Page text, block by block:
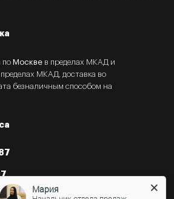
по Москве в пределах МКАД и
пределах МКАД, доставка во
безналичным способом на
Мария